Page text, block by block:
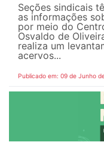
Seções sindicais
as informações
por meio do
Osvaldo de
realiza um
acervos...
Publicado em: 09 de Junho